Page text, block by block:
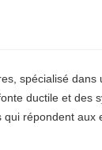
spécialisé dans
ductile et des
répondent aux